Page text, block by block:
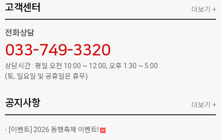
고객센터
전화상담
033-749-3320
상담시간 : 평일 오전 10:00 ~ 12:00, 오후 1:30 ~ 5:00
(토, 일요일 및 공휴일은 휴무)
더보기 +
공지사항
[이벤트] 2026 동행축제 이벤트!
더보기 +